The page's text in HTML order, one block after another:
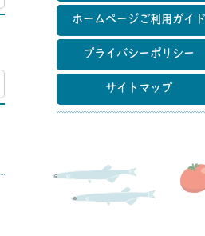
ホームページご利用ガイド
プライバシーポリシー
サイトマップ